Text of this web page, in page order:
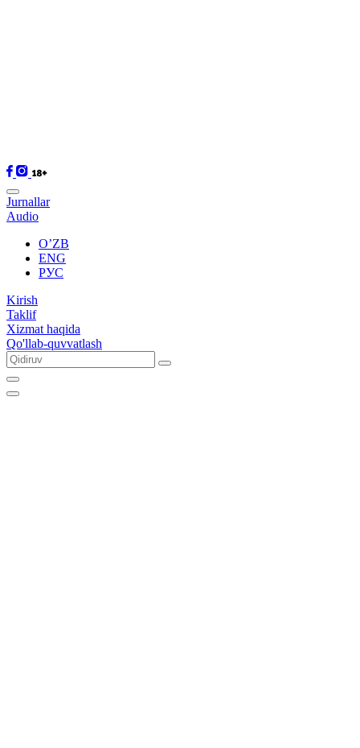
Jurnallar
Audio
O’ZB
ENG
РУС
Kirish
Taklif
Xizmat haqida
Qo'llab-quvvatlash